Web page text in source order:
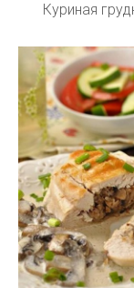
Куриная